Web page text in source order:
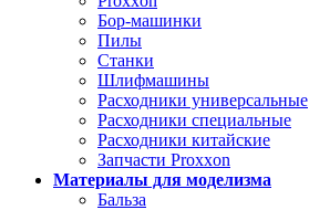
Бор-машинки
Пилы
Станки
Шлифмашины
Расходники универсальные
Расходники специальные
Расходники китайские
Запчасти Proxxon
Материалы для моделизма
Бальза